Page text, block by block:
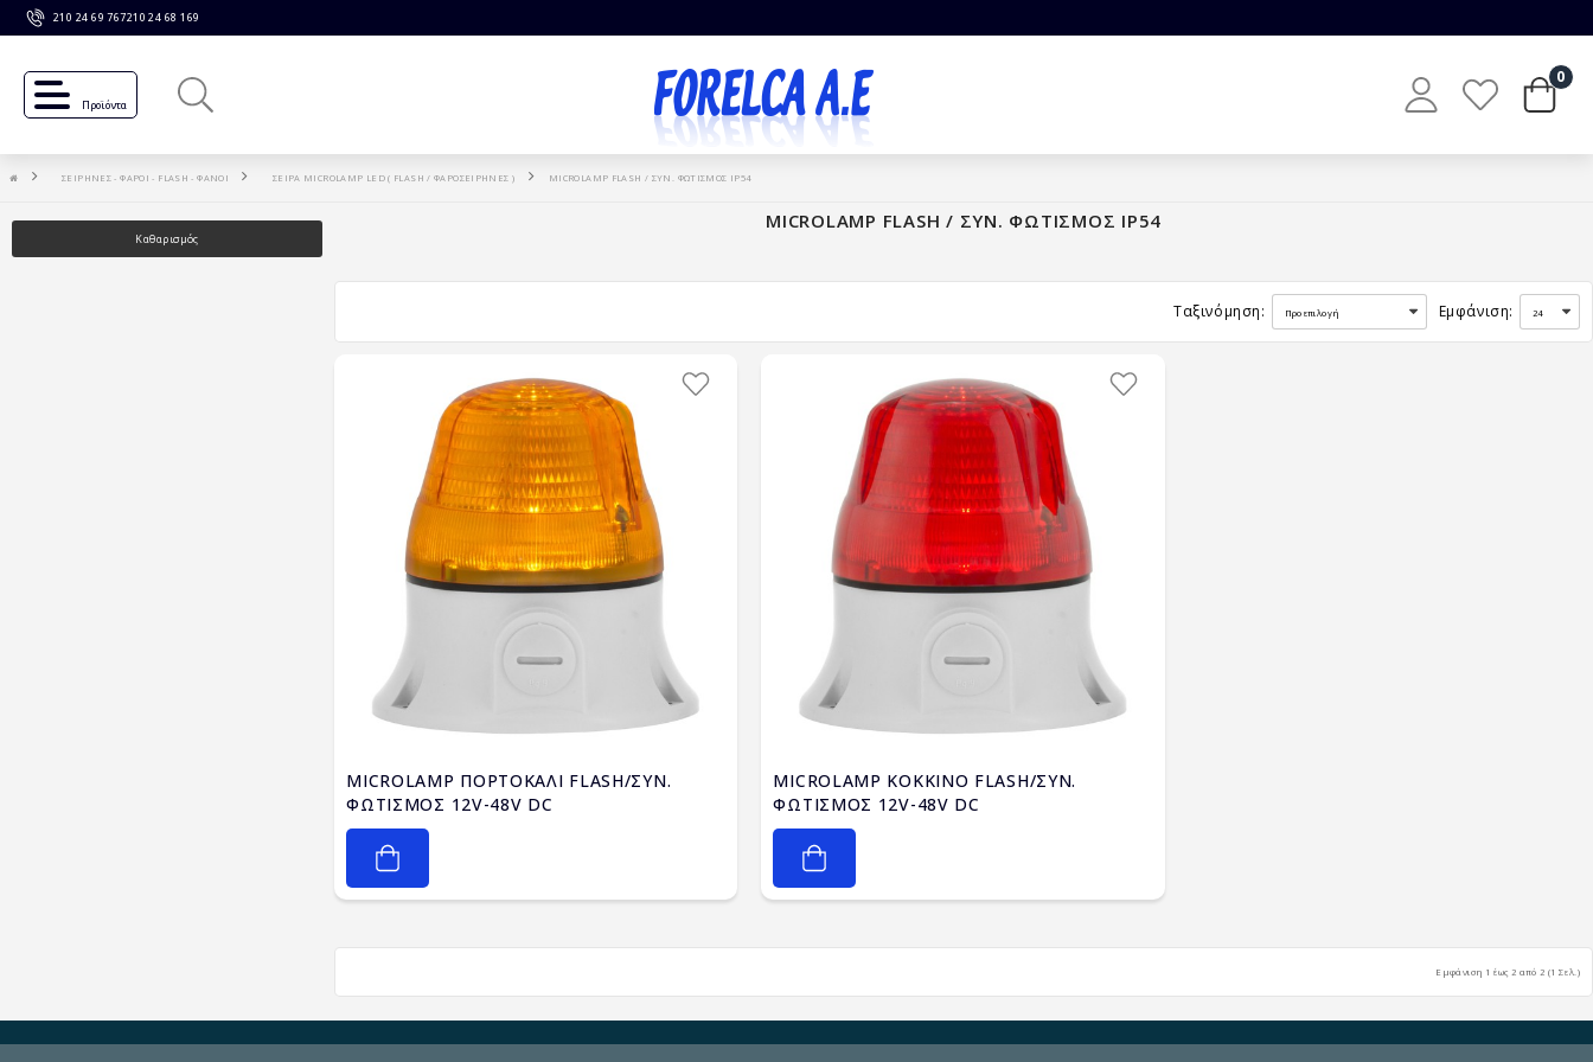
210 24 69 767210 24 68 169
Προϊόντα
0
ΣΕΙΡΗΝΕΣ - ΦΑΡΟΙ - FLASH - ΦΑΝΟΙ ΣΕΙΡΑ MICROLAMP LED ( FLASH / ΦΑΡΟΣΕΙΡΗΝΕΣ ) MICROLAMP FLASH / ΣΥΝ. ΦΩΤΙΣΜΟΣ IP54
Καθαρισμός
MICROLAMP FLASH / ΣΥΝ. ΦΩΤΙΣΜΟΣ IP54
Ταξινόμηση: Εμφάνιση:
MICROLAMP ΠΟΡΤΟΚΑΛΙ FLASH/ΣΥΝ.
ΦΩΤΙΣΜΟΣ 12V-48V DC
MICROLAMP ΚΟΚΚΙΝΟ FLASH/ΣΥΝ.
ΦΩΤΙΣΜΟΣ 12V-48V DC
Εμφάνιση 1 έως 2 από 2 (1 Σελ.)